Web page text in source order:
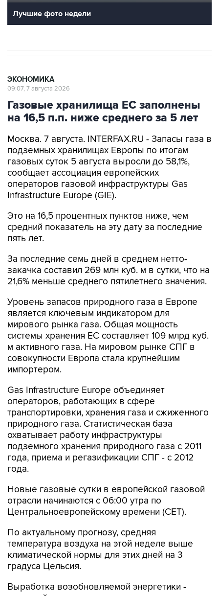
Лучшие фото недели
ЭКОНОМИКА
09:07, 7 августа 2026
Газовые хранилища ЕС заполнены
на 16,5 п.п. ниже среднего за 5 лет
Москва. 7 августа. INTERFAX.RU - Запасы газа в
подземных хранилищах Европы по итогам
газовых суток 5 августа выросли до 58,1%,
сообщает ассоциация европейских
операторов газовой инфраструктуры Gas
Infrastructure Europe (GIE).
Это на 16,5 процентных пунктов ниже, чем
средний показатель на эту дату за последние
пять лет.
За последние семь дней в среднем нетто-
закачка составил 269 млн куб. м в сутки, что на
21,6% меньше среднего пятилетнего значения.
Уровень запасов природного газа в Европе
является ключевым индикатором для
мирового рынка газа. Общая мощность
системы хранения ЕС составляет 109 млрд куб.
м активного газа. На мировом рынке СПГ в
совокупности Европа стала крупнейшим
импортером.
Gas Infrastructure Europe объединяет
операторов, работающих в сфере
транспортировки, хранения газа и сжиженного
природного газа. Статистическая база
охватывает работу инфраструктуры
подземного хранения природного газа с 2011
года, приема и регазификации СПГ - с 2012
года.
Новые газовые сутки в европейской газовой
отрасли начинаются c 06:00 утра по
Центральноевропейскому времени (CET).
По актуальному прогнозу, средняя
температура воздуха на этой неделе выше
климатической нормы для этих дней на 3
градуса Цельсия.
Выработка возобновляемой энергетики -